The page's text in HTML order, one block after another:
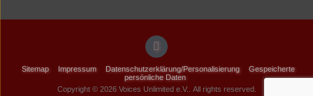
Sitemap Impressum Datenschutzerklärung/Personalisierung
Gespeicherte
persönliche Daten
Copyright © 2026 Voices Unlimited e.V.. All rights reserved.